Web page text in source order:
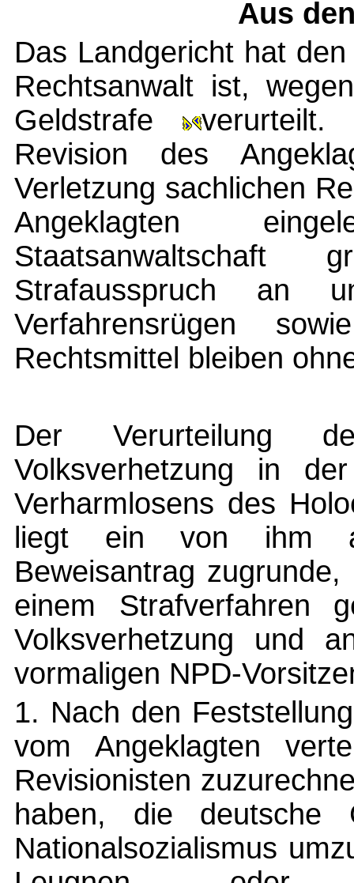
Aus
Das Landgericht hat
Rechtsanwalt ist,
Geldstrafe verurteilt.
Revision des
Verletzung sachlichen
Angeklagten
Strafausspruch an
Verfahrensrügen
Rechtsmittel bleiben
Der Verurteilung
Volksverhetzung in
Verharmlosens des
liegt ein von ihm
Beweisantrag
einem Strafverfahren
Volksverhetzung und
vormaligen NPD-
1. Nach den
vom Angeklagten
Revisionisten
haben, die deutsche
Nationalsozialismus